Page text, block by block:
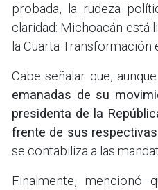
probada, la rudeza
claridad: Michoacán está
la Cuarta Transformación
Cabe señalar que, aunque
emanadas de su
presidenta de la
frente de sus
se contabiliza a las
Finalmente, mencionó